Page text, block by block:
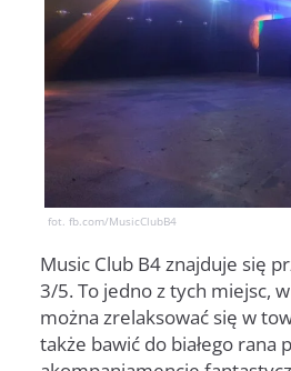
fot. fb.com/MusicClubB4
Music Club B4 znajduje się
3/5. To jedno z tych miejsc,
można zrelaksować się w
także bawić do białego rana